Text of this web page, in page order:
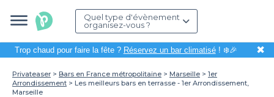
Quel type d'évènement
organisez-vous ?
Trop chaud pour faire la fête ? Réservez un bar climatisé! ❄️🎉 ✖
Privateaser Bars en France métropolitaine Marseille
1er
Arrondissement
Les meilleurs bars en terrasse - 1er Arrondissement,
Marseille